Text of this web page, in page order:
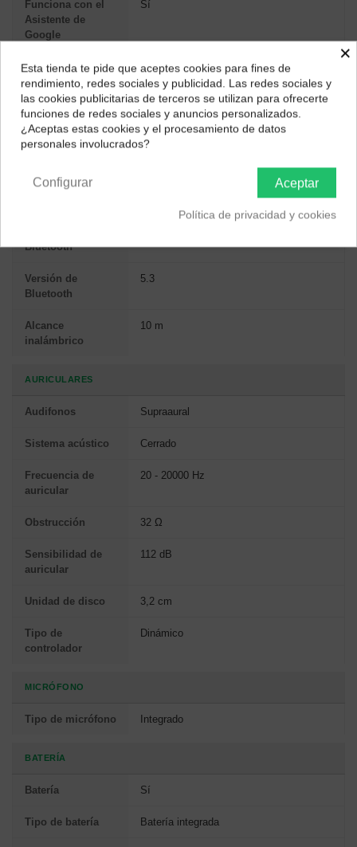
Funciona con el
Asistente de
Google
Sí
Funciona con
Apple Siri
Sí
PUERTOS E INTERFACES
Bluetooth
Versión de
Bluetooth
5.3
Alcance
inalámbrico
10 m
AURICULARES
Audifonos Supraaural
Sistema acústico Cerrado
Frecuencia de
auricular
20 - 20000 Hz
Obstrucción 32 Ω
Sensibilidad de
auricular
112 dB
Unidad de disco 3,2 cm
Tipo de
controlador
Dinámico
MICRÓFONO
Tipo de micrófono Integrado
BATERÍA
Batería Sí
Tipo de batería Batería integrada
¿Dónde deseas recibir tu pedido?
Selecciona tu ubicación para mostrarte los precios e
impuestos correctos para tu región.
×
Esta tienda te pide que aceptes cookies para fines de
rendimiento, redes sociales y publicidad. Las redes sociales y
las cookies publicitarias de terceros se utilizan para ofrecerte
funciones de redes sociales y anuncios personalizados.
¿Aceptas estas cookies y el procesamiento de datos
personales involucrados?
Aceptar
Configurar
Política de privacidad y cookies